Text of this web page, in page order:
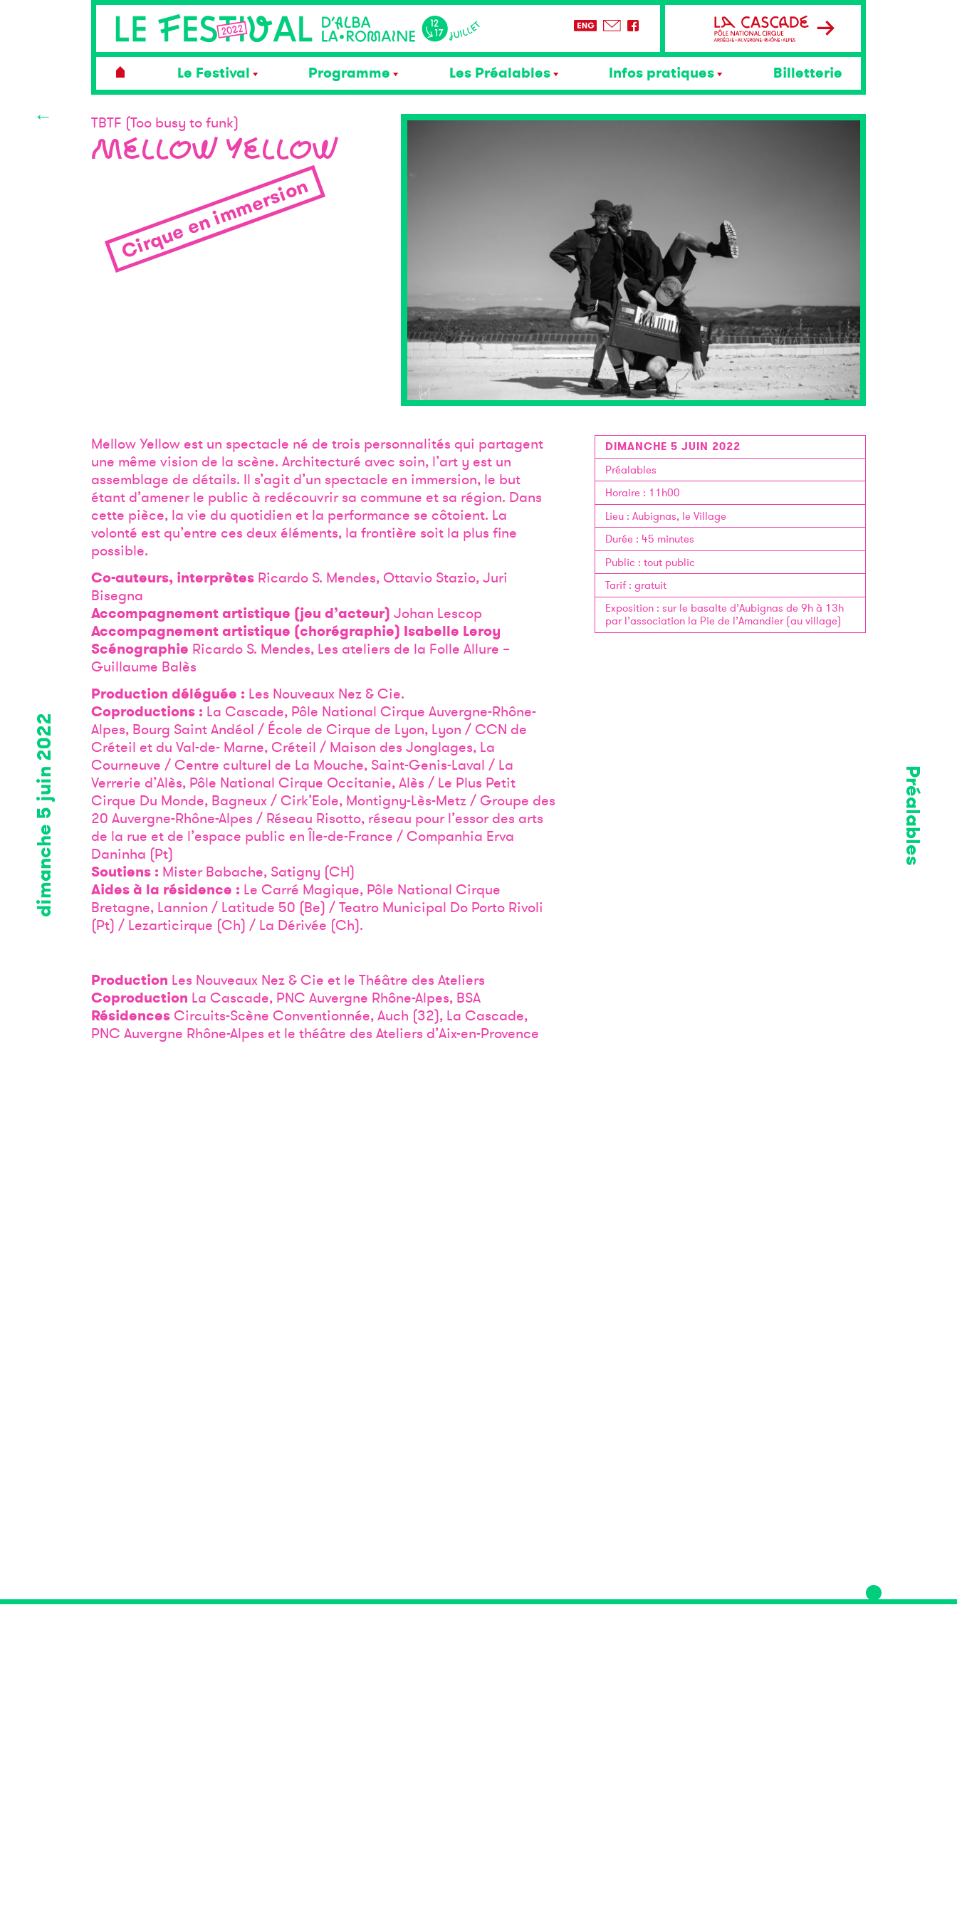
Le Festival Programme Les Préalables Infos pratiques Billetterie
dimanche 5 juin 2022 Préalables
← TBTF (Too busy to funk)
MELLOW YELLOW
Cirque en immersion
Mellow Yellow est un spectacle né de trois personnalités qui partagent
une même vision de la scène. Architecturé avec soin, l’art y est un
assemblage de détails. Il s’agit d’un spectacle en immersion, le but
étant d’amener le public à redécouvrir sa commune et sa région. Dans
cette pièce, la vie du quotidien et la performance se côtoient. La
volonté est qu’entre ces deux éléments, la frontière soit la plus fine
possible.
Co-auteurs, interprètes Ricardo S. Mendes, Ottavio Stazio, Juri
Bisegna
Accompagnement artistique (jeu d’acteur) Johan Lescop
Accompagnement artistique (chorégraphie) Isabelle Leroy
Scénographie Ricardo S. Mendes, Les ateliers de la Folle Allure –
Guillaume Balès
Production déléguée : Les Nouveaux Nez & Cie.
Coproductions : La Cascade, Pôle National Cirque Auvergne-Rhône-
Alpes, Bourg Saint Andéol / École de Cirque de Lyon, Lyon / CCN de
Créteil et du Val-de- Marne, Créteil / Maison des Jonglages, La
Courneuve / Centre culturel de La Mouche, Saint-Genis-Laval / La
Verrerie d’Alès, Pôle National Cirque Occitanie, Alès / Le Plus Petit
Cirque Du Monde, Bagneux / Cirk’Eole, Montigny-Lès-Metz / Groupe des
20 Auvergne-Rhône-Alpes / Réseau Risotto, réseau pour l’essor des arts
de la rue et de l’espace public en Île-de-France / Companhia Erva
Daninha (Pt)
Soutiens : Mister Babache, Satigny (CH)
Aides à la résidence : Le Carré Magique, Pôle National Cirque
Bretagne, Lannion / Latitude 50 (Be) / Teatro Municipal Do Porto Rivoli
(Pt) / Lezarticirque (Ch) / La Dérivée (Ch).
Production Les Nou­veaux Nez & Cie et le Théâtre des Ate­liers
Coproduction La Cas­cade, PNC Auvergne Rhône-Alpes, BSA
RésidencesCir­cuits-Scène Con­ven­tion­née, Auch (32), La Cas­cade,
PNC Auvergne Rhône-Alpes et le théâtre des Ate­liers d’Aix-en-Provence
DIMANCHE 5 JUIN 2022
Préalables
Horaire: 11h00
Lieu: Aubignas, le Village
Durée: 45 minutes
Public : tout public
Tarif: gratuit
Exposition : sur le basalte d’Aubignas de 9h à 13h
par l’association la Pie de l’Amandier (au village)